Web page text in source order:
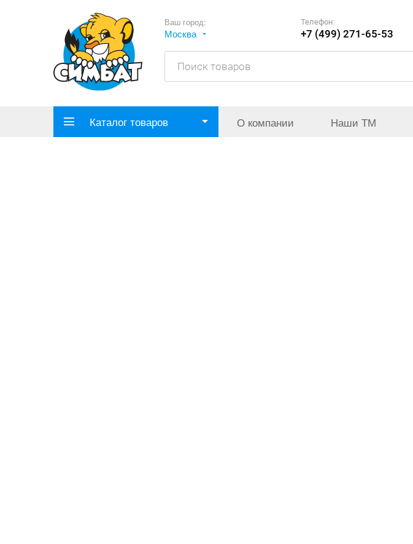
Ваш город:
Москва
Телефон:
+7 (499) 271-65-53
Каталог товаров О компании Наши ТМ